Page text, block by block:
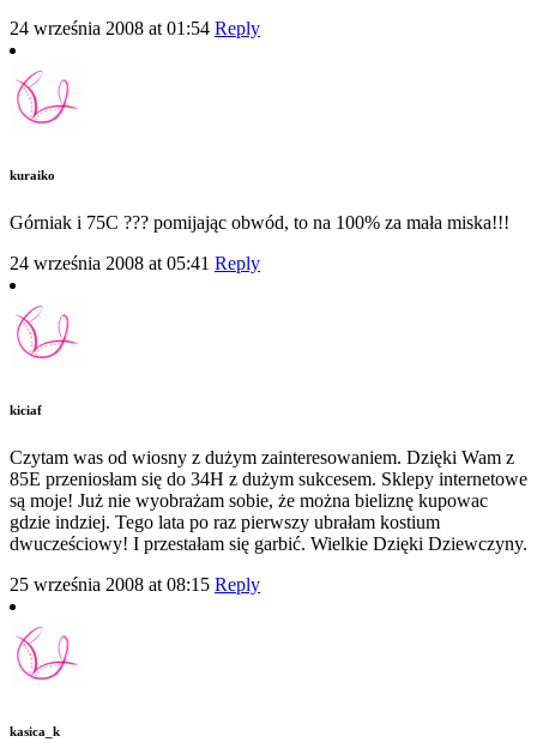
24 września 2008 at 01:54 Reply
kuraiko
Górniak i 75C ??? pomijając obwód, to na 100% za mała miska!!!
24 września 2008 at 05:41 Reply
kiciaf
Czytam was od wiosny z dużym zainteresowaniem. Dzięki Wam z
85E przeniosłam się do 34H z dużym sukcesem. Sklepy internetowe
są moje! Już nie wyobrażam sobie, że można bieliznę kupowac
gdzie indziej. Tego lata po raz pierwszy ubrałam kostium
dwucześciowy! I przestałam się garbić. Wielkie Dzięki Dziewczyny.
25 września 2008 at 08:15 Reply
kasica_k